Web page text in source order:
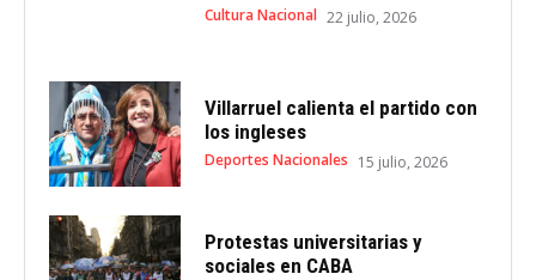
Cultura Nacional 22 julio, 2026
Villarruel calienta el partido con
los ingleses
Deportes Nacionales 15 julio, 2026
Protestas universitarias y
sociales en CABA